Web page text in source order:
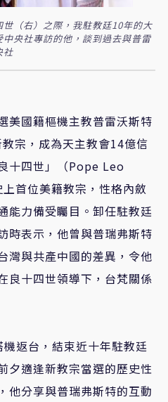
（右）之際，我駐教廷10年的大
央社專訪的他，談到過去與普雷
社
美國籍樞機主教普雷沃斯特
宗，成為天主教會14億信
十四世」（Pope Leo
首位美籍教宗，性格內斂
能力備受矚目。卸任駐教廷
時表示，他曾與普瑞弗斯特
灣與共產中國的差異，令他
良十四世領導下，台梵關係
返台，結束近十年駐教廷
夕適逢新教宗當選的歷史性
他分享與普瑞弗斯特的互動